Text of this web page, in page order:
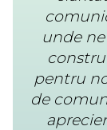
unde
pentru
de